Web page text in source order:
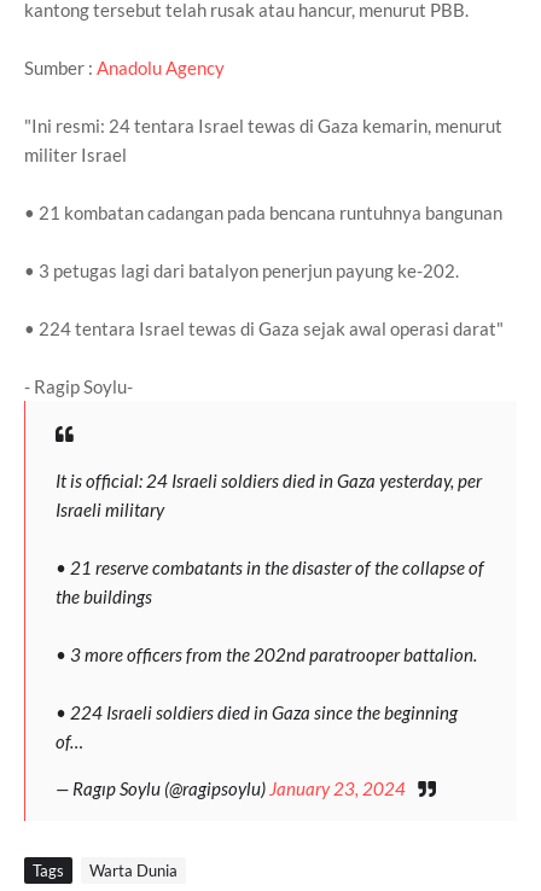
kantong tersebut telah rusak atau hancur, menurut PBB.
Sumber : Anadolu Agency
"Ini resmi: 24 tentara Israel tewas di Gaza kemarin, menurut
militer Israel
• 21 kombatan cadangan pada bencana runtuhnya bangunan
• 3 petugas lagi dari batalyon penerjun payung ke-202.
• 224 tentara Israel tewas di Gaza sejak awal operasi darat"
- Ragip Soylu-
It is official: 24 Israeli soldiers died in Gaza yesterday, per
Israeli military
• 21 reserve combatants in the disaster of the collapse of
the buildings
• 3 more officers from the 202nd paratrooper battalion.
• 224 Israeli soldiers died in Gaza since the beginning
of…
— Ragıp Soylu (@ragipsoylu) January 23, 2024
Tags Warta Dunia